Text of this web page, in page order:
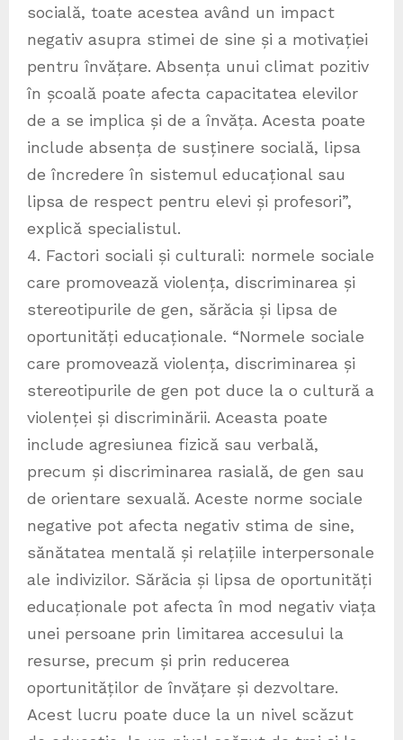
socială, toate acestea având un impact
negativ asupra stimei de sine și a motivației
pentru învățare. Absența unui climat pozitiv
în școală poate afecta capacitatea elevilor
de a se implica și de a învăța. Acesta poate
include absența de susținere socială, lipsa
de încredere în sistemul educațional sau
lipsa de respect pentru elevi și profesori”,
explică specialistul.
4. Factori sociali și culturali: normele sociale
care promovează violența, discriminarea și
stereotipurile de gen, sărăcia și lipsa de
oportunități educaționale. “Normele sociale
care promovează violența, discriminarea și
stereotipurile de gen pot duce la o cultură a
violenței și discriminării. Aceasta poate
include agresiunea fizică sau verbală,
precum și discriminarea rasială, de gen sau
de orientare sexuală. Aceste norme sociale
negative pot afecta negativ stima de sine,
sănătatea mentală și relațiile interpersonale
ale indivizilor. Sărăcia și lipsa de oportunități
educaționale pot afecta în mod negativ viața
unei persoane prin limitarea accesului la
resurse, precum și prin reducerea
oportunităților de învățare și dezvoltare.
Acest lucru poate duce la un nivel scăzut